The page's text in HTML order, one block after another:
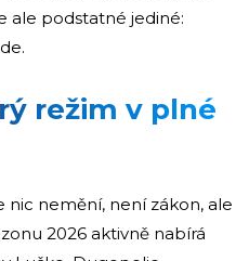
ale podstatné jediné:
režim v plné
nic nemění, není zákon, ale
2026 aktivně nabírá